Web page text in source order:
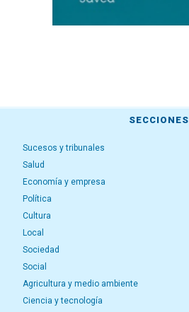
SECCIONES
Sucesos y tribunales
Salud
Economía y empresa
Política
Cultura
Local
Sociedad
Social
Agricultura y medio ambiente
Ciencia y tecnología